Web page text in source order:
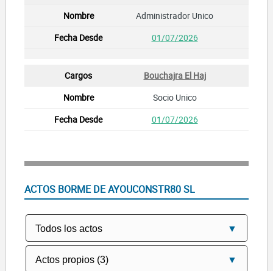
Administrador Unico
01/07/2026
Bouchajra El Haj
Socio Unico
01/07/2026
ACTOS BORME DE AYOUCONSTR80 SL